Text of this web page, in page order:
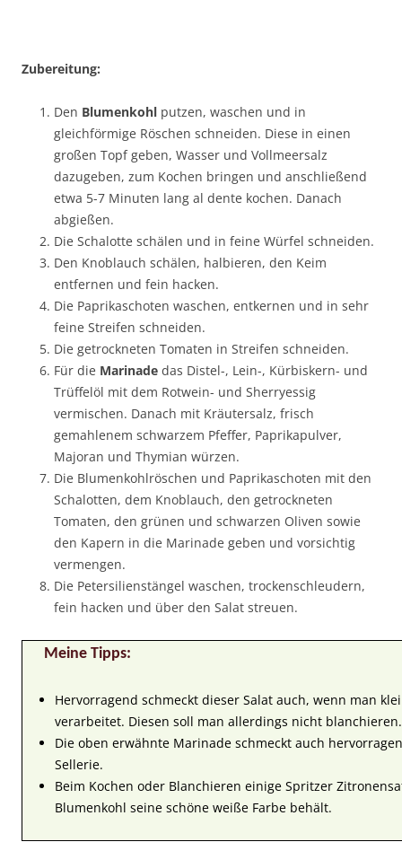
Zubereitung:
Den Blumenkohl putzen, waschen und in
gleichförmige Röschen schneiden. Diese in einen
großen Topf geben, Wasser und Vollmeersalz
dazugeben, zum Kochen bringen und anschließend
etwa 5-7 Minuten lang al dente kochen. Danach
abgießen.
Die Schalotte schälen und in feine Würfel schneiden.
Den Knoblauch schälen, halbieren, den Keim
entfernen und fein hacken.
Die Paprikaschoten waschen, entkernen und in sehr
feine Streifen schneiden.
Die getrockneten Tomaten in Streifen schneiden.
Für die Marinade das Distel-, Lein-, Kürbiskern- und
Trüffelöl mit dem Rotwein- und Sherryessig
vermischen. Danach mit Kräutersalz, frisch
gemahlenem schwarzem Pfeffer, Paprikapulver,
Majoran und Thymian würzen.
Die Blumenkohlröschen und Paprikaschoten mit den
Schalotten, dem Knoblauch, den getrockneten
Tomaten, den grünen und schwarzen Oliven sowie
den Kapern in die Marinade geben und vorsichtig
vermengen.
Die Petersilienstängel waschen, trockenschleudern,
fein hacken und über den Salat streuen.
Meine Tipps:
Hervorragend schmeckt dieser Salat auch, wenn man
verarbeitet. Diesen soll man allerdings nicht blanchieren.
Die oben erwähnte Marinade schmeckt auch
Sellerie.
Beim Kochen oder Blanchieren einige Spritzer
Blumenkohl seine schöne weiße Farbe behält.